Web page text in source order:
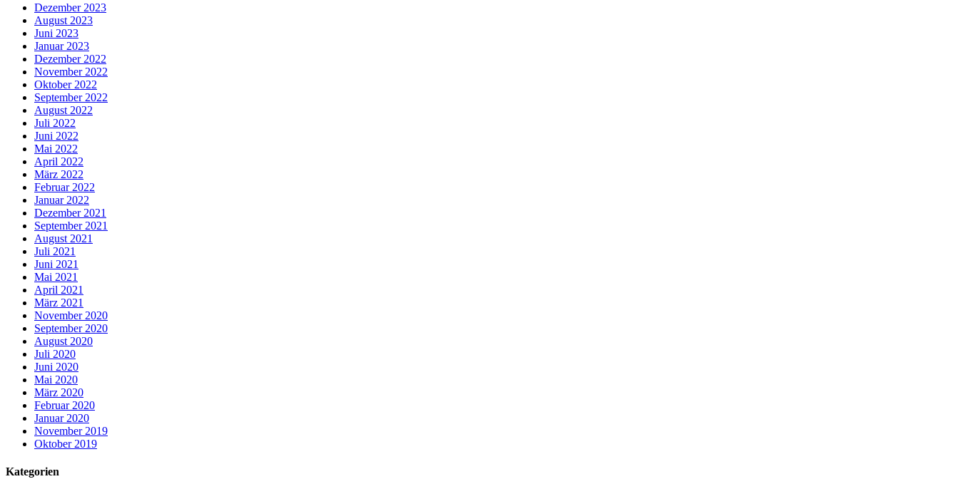
Dezember 2023
August 2023
Juni 2023
Januar 2023
Dezember 2022
November 2022
Oktober 2022
September 2022
August 2022
Juli 2022
Juni 2022
Mai 2022
April 2022
März 2022
Februar 2022
Januar 2022
Dezember 2021
September 2021
August 2021
Juli 2021
Juni 2021
Mai 2021
April 2021
März 2021
November 2020
September 2020
August 2020
Juli 2020
Juni 2020
Mai 2020
März 2020
Februar 2020
Januar 2020
November 2019
Oktober 2019
Kategorien